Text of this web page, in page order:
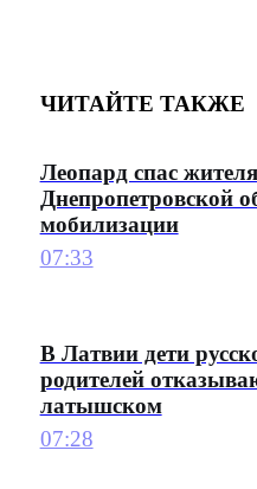
ЧИТАЙТЕ ТАКЖЕ
Леопард спас жителя
Днепропетровской
мобилизации
07:33
В Латвии дети
родителей
латышском
07:28